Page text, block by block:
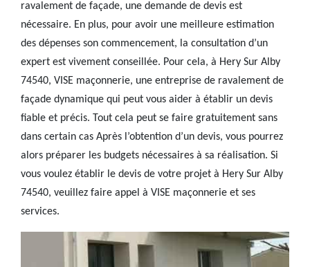
ravalement de façade, une demande de devis est
nécessaire. En plus, pour avoir une meilleure estimation
des dépenses son commencement, la consultation d’un
expert est vivement conseillée. Pour cela, à Hery Sur Alby
74540, VISE maçonnerie, une entreprise de ravalement de
façade dynamique qui peut vous aider à établir un devis
fiable et précis. Tout cela peut se faire gratuitement sans
dans certain cas Après l’obtention d’un devis, vous pourrez
alors préparer les budgets nécessaires à sa réalisation. Si
vous voulez établir le devis de votre projet à Hery Sur Alby
74540, veuillez faire appel à VISE maçonnerie et ses
services.